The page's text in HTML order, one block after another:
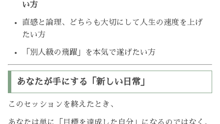
い方
直感と論理、どちらも大切にして人生の速度を上げ
たい方
「別人級の飛躍」を本気で遂げたい方
あなたが手にする「新しい日常」
このセッションを終えたとき、
あなたは単に「目標を達成した自分」になるのではなく、